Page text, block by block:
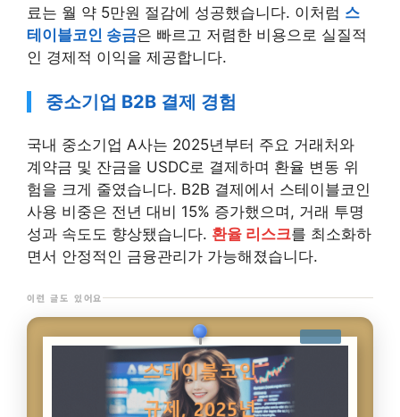
료는 월 약 5만원 절감에 성공했습니다. 이처럼 스
테이블코인 송금은 빠르고 저렴한 비용으로 실질적
인 경제적 이익을 제공합니다.
중소기업 B2B 결제 경험
국내 중소기업 A사는 2025년부터 주요 거래처와
계약금 및 잔금을 USDC로 결제하며 환율 변동 위
험을 크게 줄였습니다. B2B 결제에서 스테이블코인
사용 비중은 전년 대비 15% 증가했으며, 거래 투명
성과 속도도 향상됐습니다. 환율 리스크를 최소화하
면서 안정적인 금융관리가 가능해졌습니다.
이런 글도 있어요